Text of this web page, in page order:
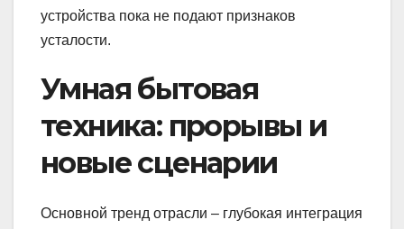
устройства пока не подают признаков
усталости.
Умная бытовая
техника: прорывы и
новые сценарии
Основной тренд отрасли – глубокая интеграция